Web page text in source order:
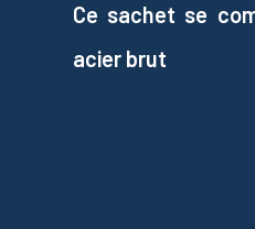
Ce sachet se
acier brut